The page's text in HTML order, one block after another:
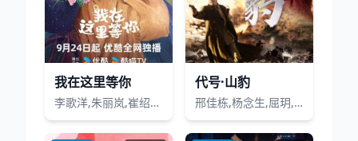
我在这里等你
李歌洋,朱丽岚,崔绍阳,汪颖菲,胡博文
代号·山豹
邢佳栋,杨念生,屈玥,钱波,薛皓文,高冬平,于小磊,曾淇